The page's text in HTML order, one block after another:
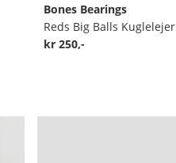
Bones Bearings
Reds Big Balls Kuglelejer
kr 250,-